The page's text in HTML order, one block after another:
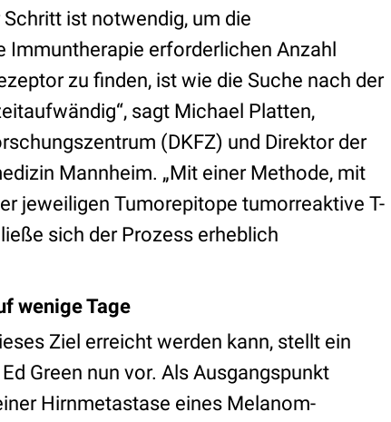
ist notwendig, um die
Immuntherapie erforderlichen Anzahl
zu finden, ist wie die Suche nach der
sagt Michael Platten,
(DKFZ) und Direktor der
Mannheim. „Mit einer Methode, mit
jeweiligen Tumorepitope tumorreaktive T-
sich der Prozess erheblich
wenige Tage
Ziel erreicht werden kann, stellt ein
Green nun vor. Als Ausgangspunkt
Hirnmetastase eines Melanom-